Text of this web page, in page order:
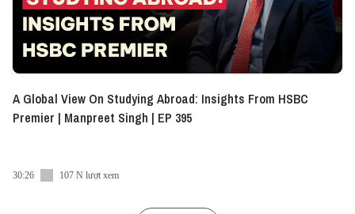
A Global View On Studying Abroad: Insights From HSBC
Premier | Manpreet Singh | EP 395
30:26 107 N lượt xem